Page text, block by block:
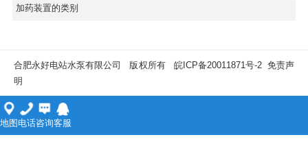
加药装置的类别
合肥永好电站水泵有限公司 版权所有 皖ICP备20011871号-2 免责声
明
地图 电话咨询客服